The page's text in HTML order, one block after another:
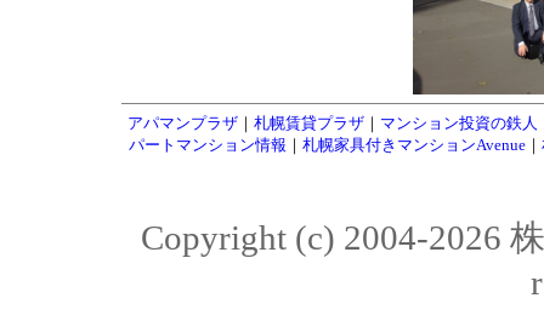
アパマンプラザ ｜ 札幌賃貸プラザ ｜ マンション投資の鉄人
パートマンション情報 ｜ 札幌家具付きマンションAvenue｜
Copyright (c) 2004-2026